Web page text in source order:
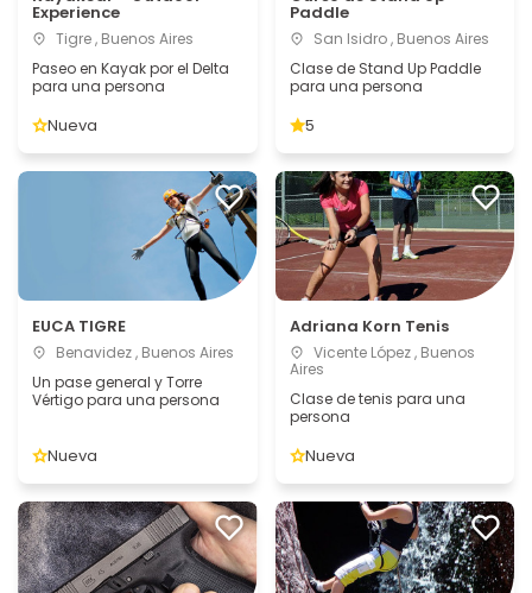
Experience
Tigre , Buenos Aires
Paseo en Kayak por el Delta
para una persona
Nueva
Paddle
San Isidro , Buenos Aires
Clase de Stand Up Paddle
para una persona
5
EUCA TIGRE
Benavidez , Buenos Aires
Un pase general y Torre
Vértigo para una persona
Nueva
Adriana Korn Tenis
Vicente López , Buenos
Aires
Clase de tenis para una
persona
Nueva